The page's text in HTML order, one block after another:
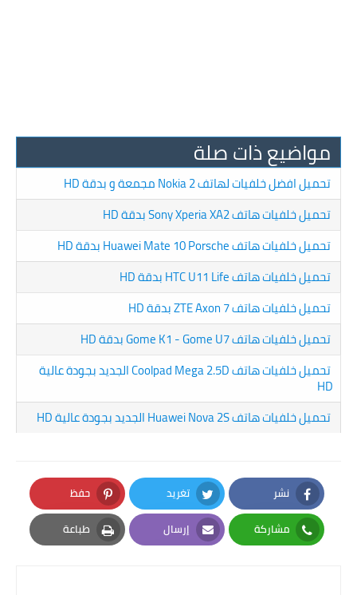
مواضيع ذات صلة
تحميل افضل خلفيات لهاتف Nokia 2 مجمعة و بدقة HD
تحميل خلفيات هاتف Sony Xperia XA2 بدقة HD
تحميل خلفيات هاتف Huawei Mate 10 Porsche بدقة HD
تحميل خلفيات هاتف HTC U11 Life بدقة HD
تحميل خلفيات هاتف ZTE Axon 7 بدقة HD
تحميل خلفيات هاتف Gome K1 - Gome U7 بدقة HD
تحميل خلفيات هاتف Coolpad Mega 2.5D الجديد بجودة عالية
HD
تحميل خلفيات هاتف Huawei Nova 2S الجديد بجودة عالية HD
نشر
Facebook
تغريد
Twitter
حفظ
Pinterest
مشاركة
Whatsapp
إرسال
Email
طباعة
Print